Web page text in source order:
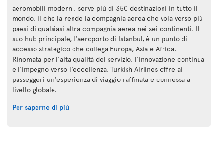
aeromobili moderni, serve più di 350 destinazioni in tutto il
mondo, il che la rende la compagnia aerea che vola verso più
paesi di qualsiasi altra compagnia aerea nei sei continenti. Il
suo hub principale, l'aeroporto di Istanbul, è un punto di
accesso strategico che collega Europa, Asia e Africa.
Rinomata per l'alta qualità del servizio, l'innovazione continua
e l'impegno verso l'eccellenza, Turkish Airlines offre ai
passeggeri un'esperienza di viaggio raffinata e connessa a
livello globale.
Per saperne di più